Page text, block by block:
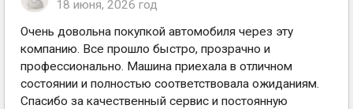
18 июня, 2026 год
Очень довольна покупкой автомобиля через эту
компанию. Все прошло быстро, прозрачно и
профессионально. Машина приехала в отличном
состоянии и полностью соответствовала ожиданиям.
Спасибо за качественный сервис и постоянную